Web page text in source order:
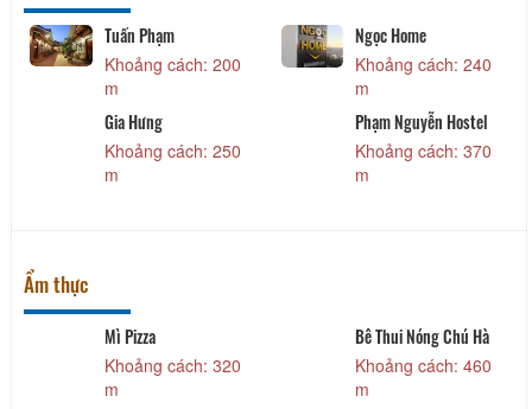
Tuấn Phạm
Khoảng cách: 200
m
Ngọc Home
Khoảng cách: 240
m
Gia Hưng
Khoảng cách: 250
m
Phạm Nguyễn Hostel
Khoảng cách: 370
m
Ẩm thực
Mì Pizza
Khoảng cách: 320
m
Bê Thui Nóng Chú Hà
Khoảng cách: 460
m